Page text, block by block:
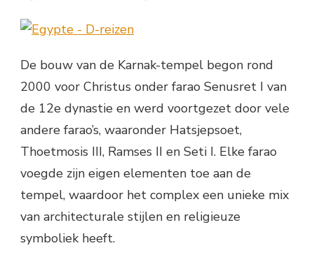
De bouw van de Karnak-tempel begon rond
2000 voor Christus onder farao Senusret I van
de 12e dynastie en werd voortgezet door vele
andere farao’s, waaronder Hatsjepsoet,
Thoetmosis III, Ramses II en Seti I. Elke farao
voegde zijn eigen elementen toe aan de
tempel, waardoor het complex een unieke mix
van architecturale stijlen en religieuze
symboliek heeft.